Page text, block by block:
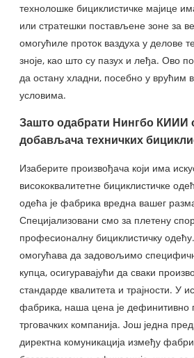
технолошке бициклистичке мајице
или стратешки постављене зоне за
омогућиле проток ваздуха у делове
зноје, као што су пазух и леђа. Ово
да остану хладни, посебно у врућим
условима.
Зашто одабрати Нингбо КИИИ
добављача техничких
Изаберите произвођача који има
висококвалитетне бициклистичке
одећа је фабрика вредна вашег
Специјализовани смо за плетену
професионалну бициклистичку
омогућава да задовољимо
купца, осигуравајући да сваки
стандарде квалитета и трајности. У
фабрика, наша цена је дефинитивно
трговачких компанија. Још једна
директна комуникација између